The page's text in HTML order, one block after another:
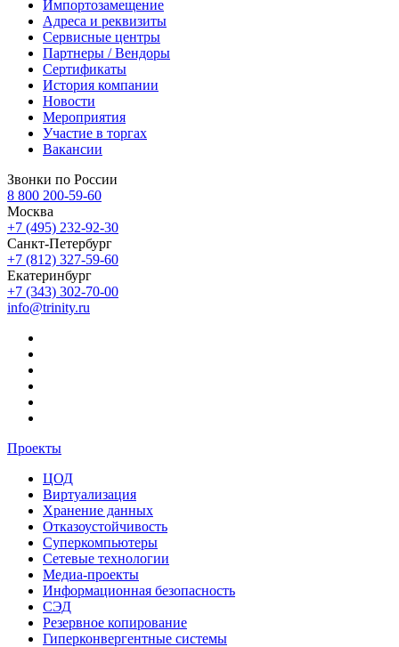
Импортозамещение
Адреса и реквизиты
Сервисные центры
Партнеры / Вендоры
Сертификаты
История компании
Новости
Мероприятия
Участие в торгах
Вакансии
Звонки по России
8 800 200-59-60
Москва
+7 (495) 232-92-30
Санкт-Петербург
+7 (812) 327-59-60
Екатеринбург
+7 (343) 302-70-00
info@trinity.ru
Проекты
ЦОД
Виртуализация
Хранение данных
Отказоустойчивость
Суперкомпьютеры
Сетевые технологии
Медиа-проекты
Информационная безопасность
СЭД
Резервное копирование
Гиперконвергентные системы